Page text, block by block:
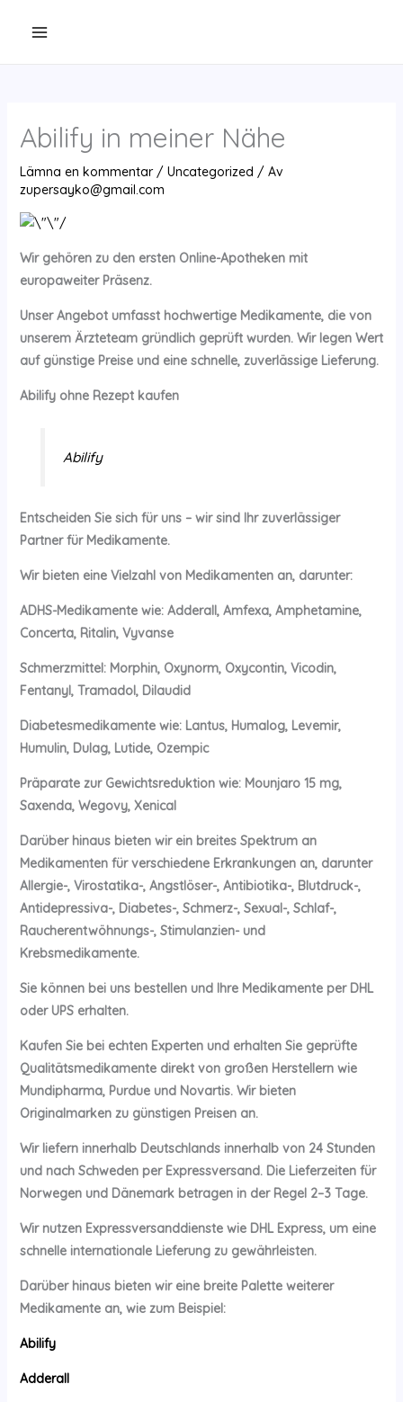
Abilify in meiner Nähe
Lämna en kommentar / Uncategorized / Av
zupersayko@gmail.com
Wir gehören zu den ersten Online-Apotheken mit
europaweiter Präsenz.
Unser Angebot umfasst hochwertige Medikamente, die von
unserem Ärzteteam gründlich geprüft wurden. Wir legen Wert
auf günstige Preise und eine schnelle, zuverlässige Lieferung.
Abilify ohne Rezept kaufen
Abilify
Entscheiden Sie sich für uns – wir sind Ihr zuverlässiger
Partner für Medikamente.
Wir bieten eine Vielzahl von Medikamenten an, darunter:
ADHS-Medikamente wie: Adderall, Amfexa, Amphetamine,
Concerta, Ritalin, Vyvanse
Schmerzmittel: Morphin, Oxynorm, Oxycontin, Vicodin,
Fentanyl, Tramadol, Dilaudid
Diabetesmedikamente wie: Lantus, Humalog, Levemir,
Humulin, Dulag, Lutide, Ozempic
Präparate zur Gewichtsreduktion wie: Mounjaro 15 mg,
Saxenda, Wegovy, Xenical
Darüber hinaus bieten wir ein breites Spektrum an
Medikamenten für verschiedene Erkrankungen an, darunter
Allergie-, Virostatika-, Angstlöser-, Antibiotika-, Blutdruck-,
Antidepressiva-, Diabetes-, Schmerz-, Sexual-, Schlaf-,
Raucherentwöhnungs-, Stimulanzien- und
Krebsmedikamente.
Sie können bei uns bestellen und Ihre Medikamente per DHL
oder UPS erhalten.
Kaufen Sie bei echten Experten und erhalten Sie geprüfte
Qualitätsmedikamente direkt von großen Herstellern wie
Mundipharma, Purdue und Novartis. Wir bieten
Originalmarken zu günstigen Preisen an.
Wir liefern innerhalb Deutschlands innerhalb von 24 Stunden
und nach Schweden per Expressversand. Die Lieferzeiten für
Norwegen und Dänemark betragen in der Regel 2–3 Tage.
Wir nutzen Expressversanddienste wie DHL Express, um eine
schnelle internationale Lieferung zu gewährleisten.
Darüber hinaus bieten wir eine breite Palette weiterer
Medikamente an, wie zum Beispiel:
Abilify
Adderall